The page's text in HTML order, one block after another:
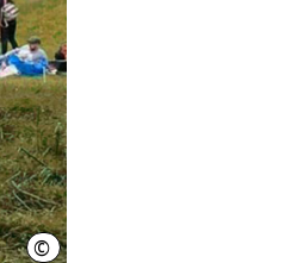
© LHH / Neue Medien